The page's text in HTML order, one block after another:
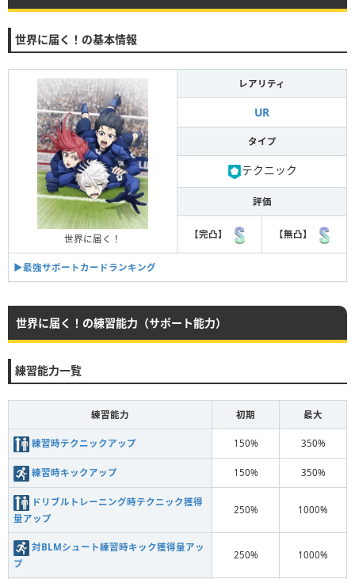
世界に届く！の基本情報
世界に届く！
レアリティ
UR
タイプ
テクニック
評価
【完凸】 【無凸】
▶︎最強サポートカードランキング
世界に届く！の練習能力（サポート能力）
練習能力一覧
練習能力 初期 最大
練習時テクニックアップ 150% 350%
練習時キックアップ 150% 350%
ドリブルトレーニング時テクニック獲得
量アップ
250% 1000%
対BLMシュート練習時キック獲得量アッ
プ
250% 1000%